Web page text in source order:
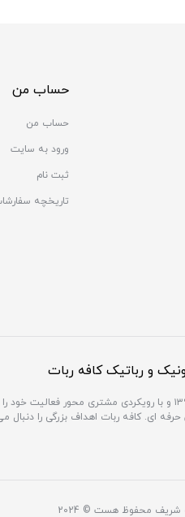
حساب من
حساب من
ورود به سایت
ثبت نام
تاریخچه
و رباتیک کافه ربات
فروشگاه اینترنتی کافه ربات از سال ۱۳۹۴ و با
ای. کافه ربات اهداف بزرگی را
شریف محفوظ هست © 2024